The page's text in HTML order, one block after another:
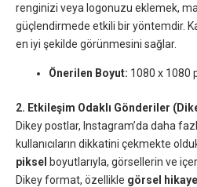
renginizi veya logonuzu eklemek,
güçlendirmede etkili bir yöntemdir.
en iyi şekilde görünmesini sağlar.
Önerilen Boyut: 1080 x 1080
2. Etkileşim Odaklı Gönderiler
Dikey postlar, Instagram’da daha
kullanıcıların dikkatini çekmekte
piksel boyutlarıyla, görsellerin ve
Dikey format, özellikle görsel